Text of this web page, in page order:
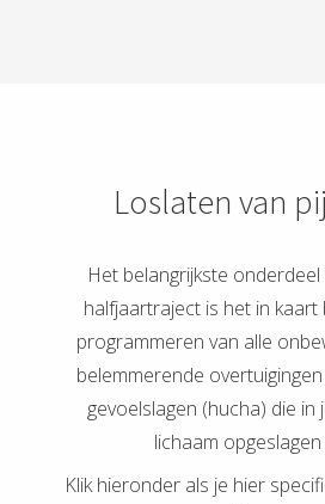
Loslaten van
Het belangrijkste
halfjaartraject is het in
programmeren van alle
belemmerende
gevoelslagen (hucha) die in
lichaam
Klik hieronder als je hier